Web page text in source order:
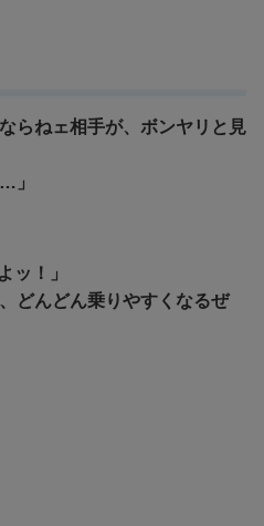
らねェ相手が、ボンヤリと見
」
ッ！」
どんどん乗りやすくなるぜ